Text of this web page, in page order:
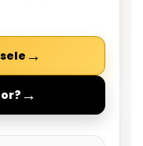
→
→